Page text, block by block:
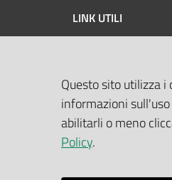
LINK UTILI
ISPRA
Geoportale
Biocase
Questo sito utilizza
informazioni
abilitarli o meno
Policy.